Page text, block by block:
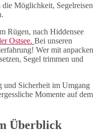
die Möglichkeit, Segelreisen
Rügen, nach Hiddensee
Ostsee. Bei unseren
Wer mit anpacken
Segel trimmen und
und Sicherheit im Umgang
Momente auf dem
Überblick